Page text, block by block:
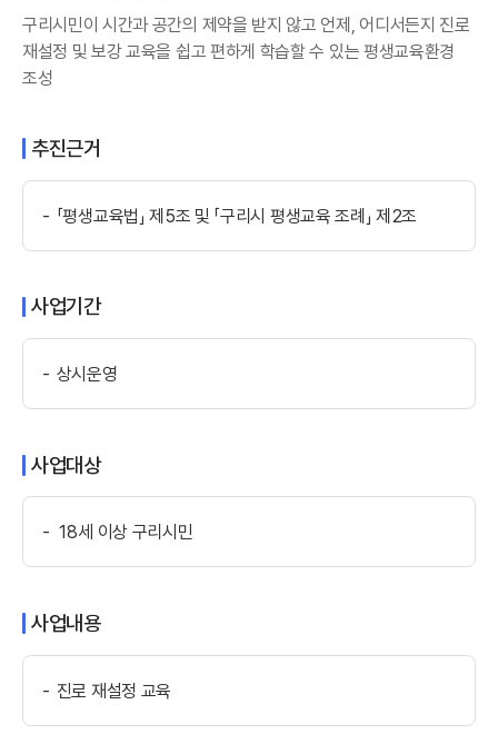
구리시민이 시간과 공간의 제약을 받지 않고 언제, 어디서든지 진로
재설정 및 보강 교육을 쉽고 편하게 학습할 수 있는 평생교육환경
조성
추진근거
「평생교육법」 제5조 및 「구리시 평생교육 조례」 제2조
사업기간
상시운영
사업대상
18세 이상 구리시민
사업내용
진로 재설정 교육